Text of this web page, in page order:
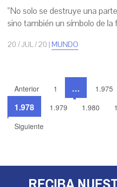
"No solo se destruye una
sino también un símbolo de la
20 / JUL / 20 | MUNDO
Anterior 1 … 1.975
1.978 1.979 1.980
Siguiente